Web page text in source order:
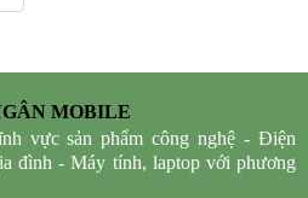
MOBILE
vực sản phẩm công nghệ - Điện
đình - Máy tính, laptop với phương